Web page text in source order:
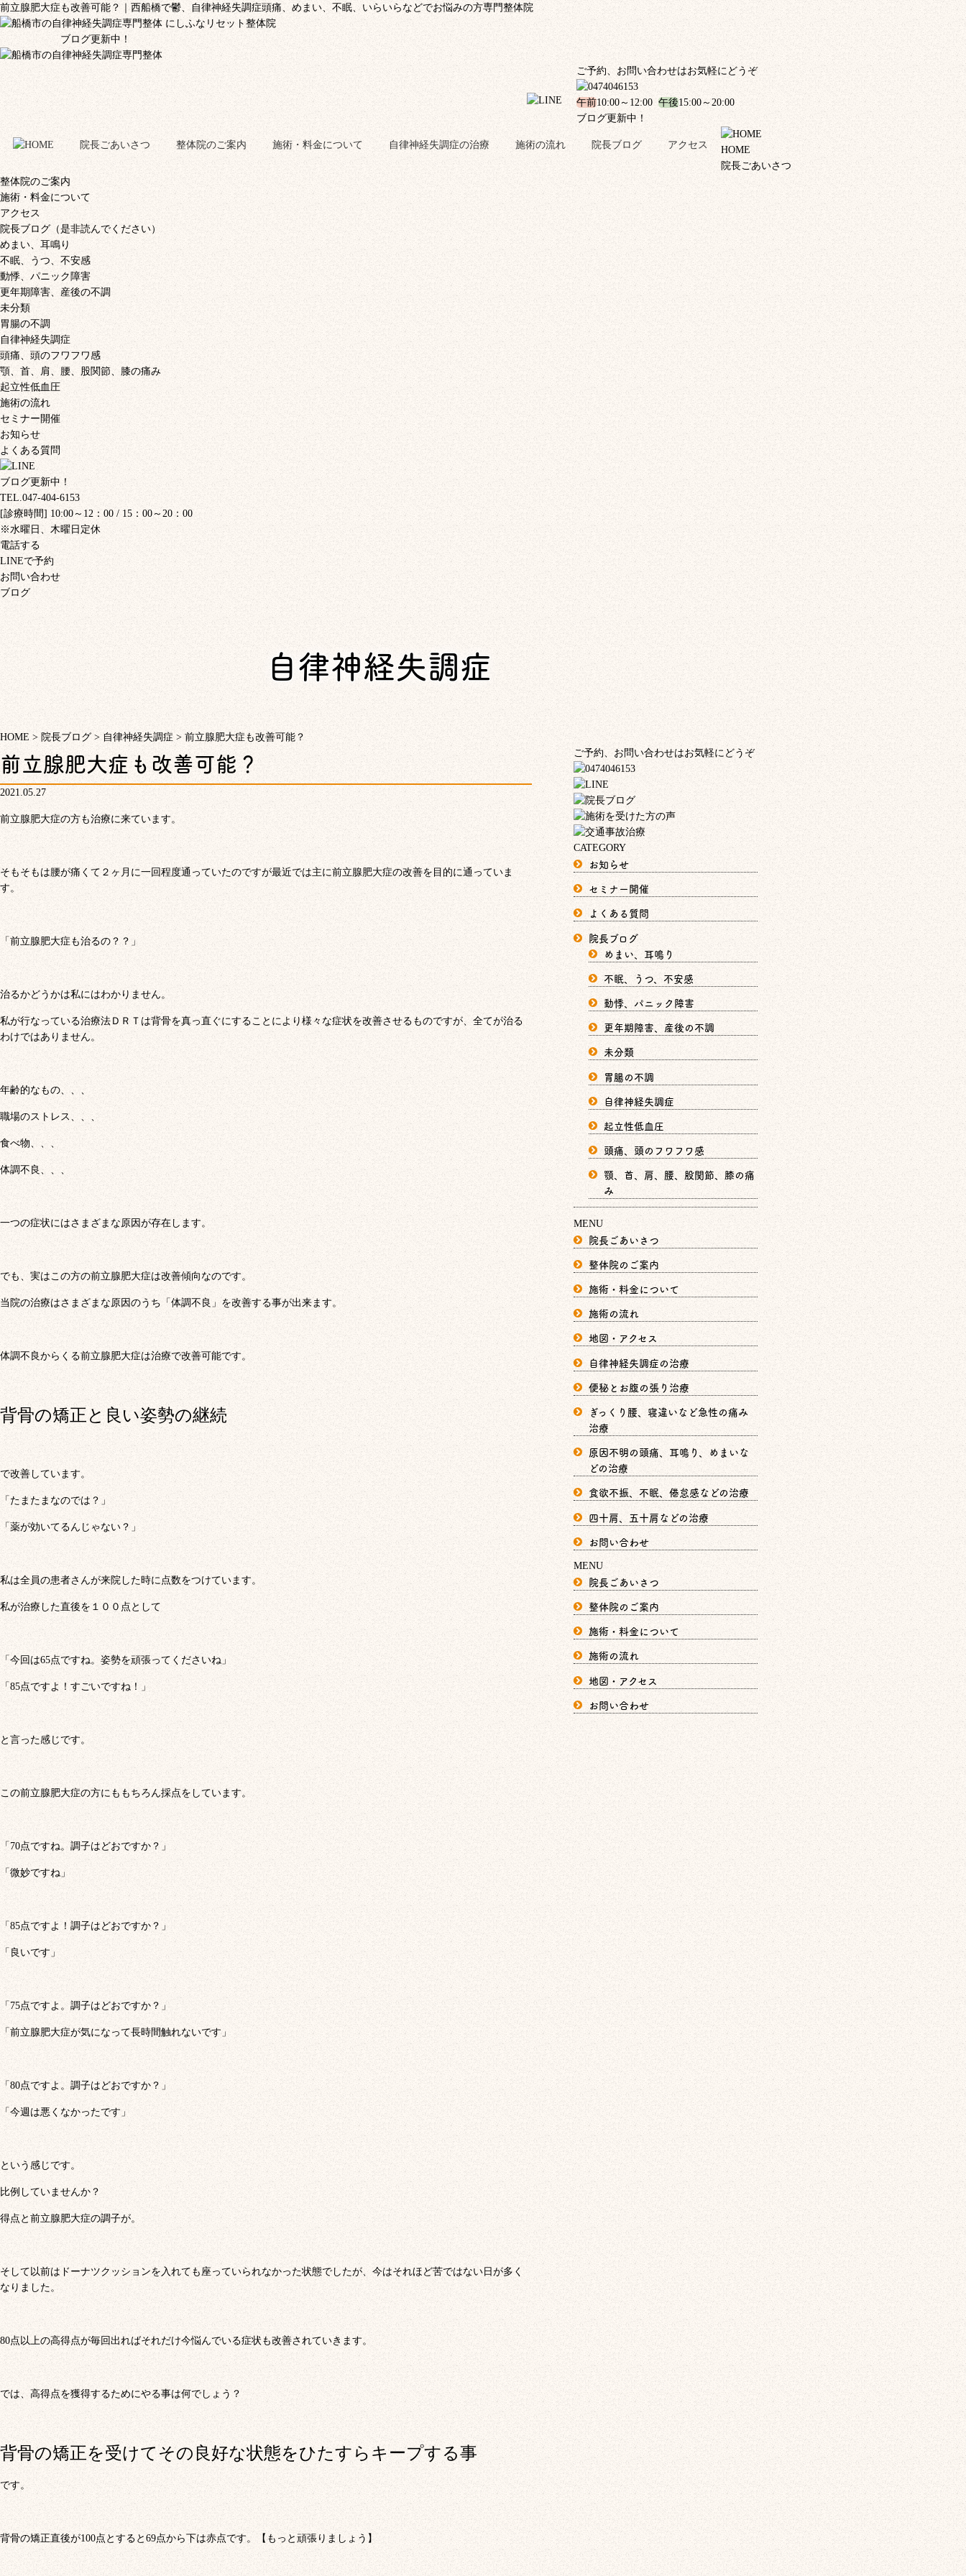
前立腺肥大症も改善可能？｜西船橋で鬱、自律神経失調症頭痛、めまい、不眠、いらいらなどでお悩みの方専門整体院
ブログ更新中！
ご予約、お問い合わせはお気軽にどうぞ
午前10:00～12:00 午後15:00～20:00
ブログ更新中！
院長ごあいさつ 整体院のご案内 施術・料金について 自律神経失調症の治療 施術の流れ 院長ブログ アクセス
HOME
院長ごあいさつ
整体院のご案内
施術・料金について
アクセス
院長ブログ（是非読んでください）
めまい、耳鳴り
不眠、うつ、不安感
動悸、パニック障害
更年期障害、産後の不調
未分類
胃腸の不調
自律神経失調症
頭痛、頭のフワフワ感
顎、首、肩、腰、股関節、膝の痛み
起立性低血圧
施術の流れ
セミナー開催
お知らせ
よくある質問
ブログ更新中！
TEL.047-404-6153
[診療時間] 10:00～12：00 / 15：00～20：00
※水曜日、木曜日定休
電話する
LINEで予約
お問い合わせ
ブログ
自律神経失調症
HOME > 院長ブログ> 自律神経失調症 > 前立腺肥大症も改善可能？
前立腺肥大症も改善可能？
2021.05.27
前立腺肥大症の方も治療に来ています。
そもそもは腰が痛くて２ヶ月に一回程度通っていたのですが最近では主に前立腺肥大症の改善を目的に通っていま
す。
「前立腺肥大症も治るの？？」
治るかどうかは私にはわかりません。
私が行なっている治療法ＤＲＴは背骨を真っ直ぐにすることにより様々な症状を改善させるものですが、全てが治る
わけではありません。
年齢的なもの、、、
職場のストレス、、、
食べ物、、、
体調不良、、、
一つの症状にはさまざまな原因が存在します。
でも、実はこの方の前立腺肥大症は改善傾向なのです。
当院の治療はさまざまな原因のうち「体調不良」を改善する事が出来ます。
体調不良からくる前立腺肥大症は治療で改善可能です。
背骨の矯正と良い姿勢の継続
で改善しています。
「たまたまなのでは？」
「薬が効いてるんじゃない？」
私は全員の患者さんが来院した時に点数をつけています。
私が治療した直後を１００点として
「今回は65点ですね。姿勢を頑張ってくださいね」
「85点ですよ！すごいですね！」
と言った感じです。
この前立腺肥大症の方にももちろん採点をしています。
「70点ですね。調子はどおですか？」
「微妙ですね」
「85点ですよ！調子はどおですか？」
「良いです」
「75点ですよ。調子はどおですか？」
「前立腺肥大症が気になって長時間触れないです」
「80点ですよ。調子はどおですか？」
「今週は悪くなかったです」
という感じです。
比例していませんか？
得点と前立腺肥大症の調子が。
そして以前はドーナツクッションを入れても座っていられなかった状態でしたが、今はそれほど苦ではない日が多く
なりました。
80点以上の高得点が毎回出ればそれだけ今悩んでいる症状も改善されていきます。
では、高得点を獲得するためにやる事は何でしょう？
背骨の矯正を受けてその良好な状態をひたすらキープする事
です。
背骨の矯正直後が100点とすると69点から下は赤点です。【もっと頑張りましょう】
ご予約、お問い合わせはお気軽にどうぞ
CATEGORY
お知らせ
セミナー開催
よくある質問
院長ブログ
めまい、耳鳴り
不眠、うつ、不安感
動悸、パニック障害
更年期障害、産後の不調
未分類
胃腸の不調
自律神経失調症
起立性低血圧
頭痛、頭のフワフワ感
顎、首、肩、腰、股関節、膝の痛
み
MENU
院長ごあいさつ
整体院のご案内
施術・料金について
施術の流れ
地図・アクセス
自律神経失調症の治療
便秘とお腹の張り治療
ぎっくり腰、寝違いなど急性の痛み
治療
原因不明の頭痛、耳鳴り、めまいな
どの治療
食欲不振、不眠、倦怠感などの治療
四十肩、五十肩などの治療
お問い合わせ
MENU
院長ごあいさつ
整体院のご案内
施術・料金について
施術の流れ
地図・アクセス
お問い合わせ